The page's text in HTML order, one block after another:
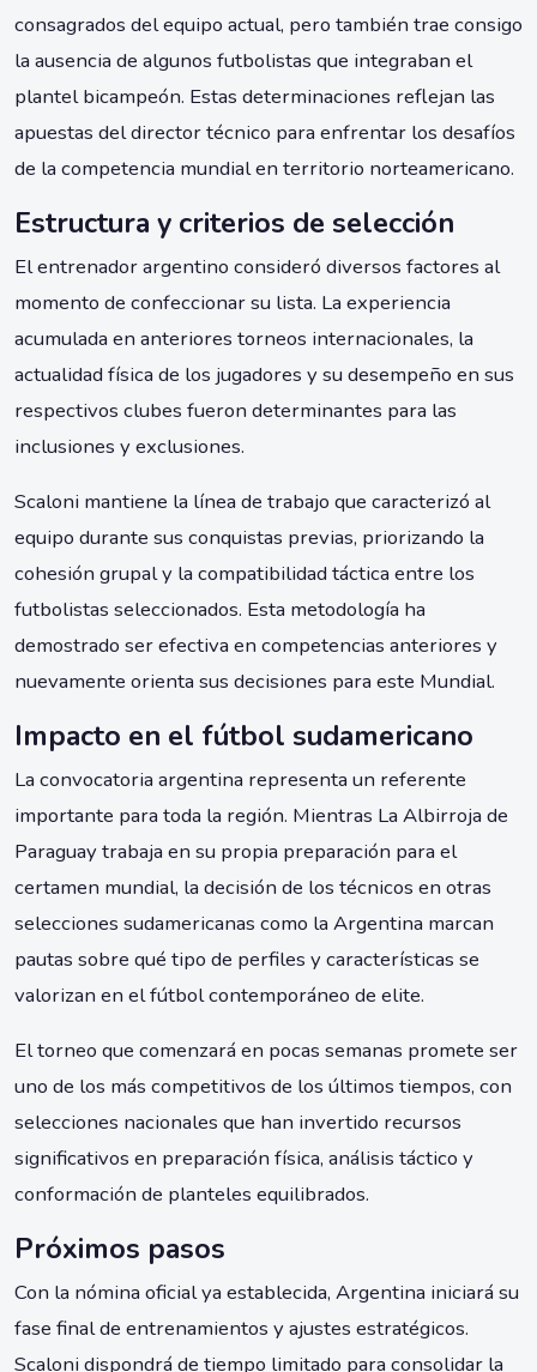
consagrados del equipo actual, pero también trae consigo
la ausencia de algunos futbolistas que integraban el
plantel bicampeón. Estas determinaciones reflejan las
apuestas del director técnico para enfrentar los desafíos
de la competencia mundial en territorio norteamericano.
Estructura y criterios de selección
El entrenador argentino consideró diversos factores al
momento de confeccionar su lista. La experiencia
acumulada en anteriores torneos internacionales, la
actualidad física de los jugadores y su desempeño en sus
respectivos clubes fueron determinantes para las
inclusiones y exclusiones.
Scaloni mantiene la línea de trabajo que caracterizó al
equipo durante sus conquistas previas, priorizando la
cohesión grupal y la compatibilidad táctica entre los
futbolistas seleccionados. Esta metodología ha
demostrado ser efectiva en competencias anteriores y
nuevamente orienta sus decisiones para este Mundial.
Impacto en el fútbol sudamericano
La convocatoria argentina representa un referente
importante para toda la región. Mientras La Albirroja de
Paraguay trabaja en su propia preparación para el
certamen mundial, la decisión de los técnicos en otras
selecciones sudamericanas como la Argentina marcan
pautas sobre qué tipo de perfiles y características se
valorizan en el fútbol contemporáneo de elite.
El torneo que comenzará en pocas semanas promete ser
uno de los más competitivos de los últimos tiempos, con
selecciones nacionales que han invertido recursos
significativos en preparación física, análisis táctico y
conformación de planteles equilibrados.
Próximos pasos
Con la nómina oficial ya establecida, Argentina iniciará su
fase final de entrenamientos y ajustes estratégicos.
Scaloni dispondrá de tiempo limitado para consolidar la